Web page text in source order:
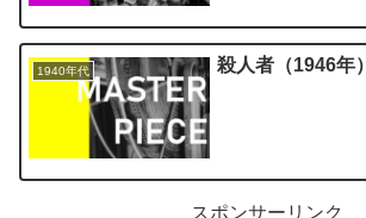
1940年代 殺人者（1946年）
スポンサーリンク